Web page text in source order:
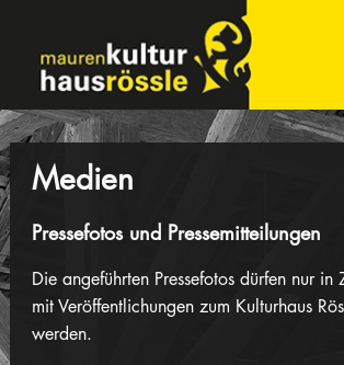
Medien
Pressefotos und Pressemitteilungen
Die angeführten Pressefotos dürfen nur in
mit Veröffentlichungen zum Kulturhaus
werden.